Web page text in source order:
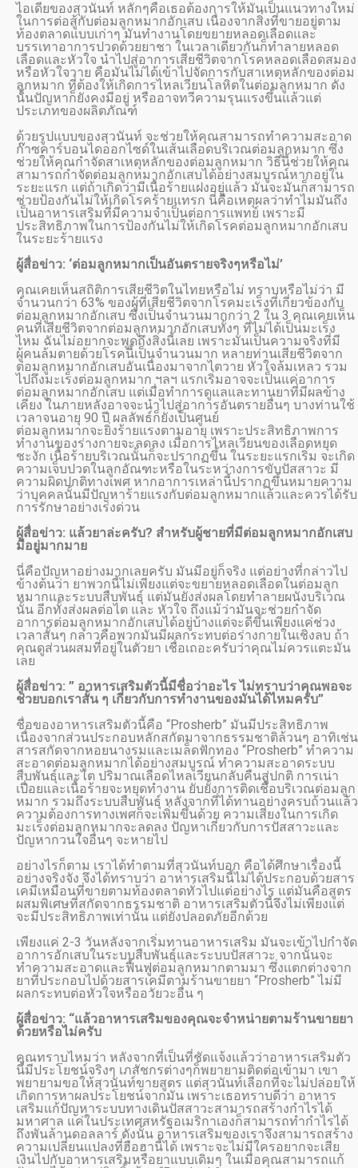
ไอเดียของสุวนันท์ หลักๆคือเธอต้องการให้มันเป็นแนวทางใหม่
ในการต่อสู้กับต่อมลูกหมากอักเสบ เนื่องจากสิ่งที่ขายอยู่ตาม
ท้องตลาดแบบเก่าๆ มันทำงานโดยขยายหลอดเลือดและ
บรรเทาอาการปวดด้วยยาชา ในเวลาเดียวกันก็ทำลายหลอด
เลือดและหัวใจ นำไปสู่อาการเสียชีวิตจากโรคหลอดเลือดสมอง
หรือหัวใจวาย คือมันไม่ได้เข้าไปจัดการกับสาเหตุหลักของต่อม
ลูกหมาก ที่ต้องให้เกิดการไหลเวียนโลหิตในต่อมลูกหมาก ดัง
นั้นปัญหาก็ยังคงมีอยู่ หรืออาจทวีความรุนแรงขึ้นแล้วแต่
ประเภทของผลิตภัณฑ์
ด้วยรูปแบบของสุวนันท์ จะช่วยให้คุณสามารถทำความสะอาด
ก๊าซคาร์บอนไดออกไซด์ในเส้นเลือดบริเวณต่อมลูกหมาก ซึ่ง
ช่วยให้คุณกำจัดสาเหตุหลักของต่อมลูกหมาก วิธีนี้ช่วยให้คุณ
สามารถกำจัดต่อมลูกหมากอักเสบได้อย่างสมบูรณ์หากอยู่ใน
ระยะแรก แต่ถ้าเกิดว่ามีเนื้อร้ายแฝงอยู่แล้ว มันจะมันก็สามารถ
ช่วยป้องกันไม่ให้เกิดโรคร้ายแทรก นี่คือเหตุผลว่าทำไมมันถึง
เป็นอาหารเสริมที่มีความจำเป็นต่อการแพทย์ เพราะมี
ประสิทธิภาพในการป้องกันไม่ให้เกิดโรคต่อมลูกหมากอักเสบ
ในระยะร้ายแรง
ผู้สื่อข่าว: ‘ต่อมลูกหมากเป็นอันตรายจริงๆหรือไม่’
คุณเคยเห็นสถิติการเสียชีวิตในไทยหรือไม่ ทราบหรือไม่ว่า มี
จำนวนกว่า 63% ของผู้ที่เสียชีวิตจากโรคมะเร็งที่เกี่ยวข้องกับ
ต่อมลูกหมากอักเสบ ซึ่งเป็นจำนวนมากกว่า 2 ใน 3 คุณเคยเห็น
คนที่เสียชีวิตจากต่อมลูกหมากอักเสบทั้งๆ ที่ไม่ได้เป็นมะเร็ง
ไหม ฉันไม่อยากจะพูดถึงสิ่งนี้เลย เพราะมันเป็นความจริงที่มี
ผู้คนล้มตายด้วยโรคนี้เป็นจำนวนมาก หลายท่านเสียชีวิตจาก
ต่อมลูกหมากอักเสบอันเนื่องมาจากไตวาย หัวใจล้มเหลว รวม
ไปถึงมะเร็งต่อมลูกหมาก ฯลฯ แรกเริ่มอาจจะเป็นแค่อาการ
ต่อมลูกหมากอักเสบ แต่เมื่อทำการดูแลและทานยาที่มีผลข้าง
เคียง ในภายหลังอาจจะนำไปสู่อาการอันตรายอื่นๆ บางท่านใช้
เวลาจนอายุ 90 ปี ผลลัพธ์ก็ยังเป็นศูนย์
ต่อมลูกหมากจะยิ่งร้ายแรงตามอายุ เพราะประสิทธิภาพการ
ทำงานของร่างกายจะลดลง เมื่อการไหลเวียนของเลือดหยุด
ชะงัก เนื้อร้ายบริเวณนั้นก็จะปรากฏขึ้น ในระยะแรกเริ่ม จะเกิด
ความเจ็บปวดในลูกอัณฑะหรือในระหว่างการขับปัสสาวะ มี
ความผิดปกติทางเพศ หากอาการเหล่านี้ปรากฏขึ้นหมายความ
ว่าบุคคลนั้นมีปัญหาร้ายแรงกับต่อมลูกหมากแล้วและควรได้รับ
การรักษาอย่างเร่งด่วน
ผู้สื่อข่าว: แล้วยาล่ะครับ? สำหรับผู้ชายที่มีต่อมลูกหมากอักเสบ
มีอยู่มากมาย
นี่คือปัญหาอย่างมากเลยครับ มันมีอยู่ก็จริง แต่อย่างที่กล่าวไป
ข้างต้นว่า ยาพวกนี้ไม่เพียงแต่จะขยายหลอดเลือดในต่อมลูก
หมากและระบบสืบพันธุ์ แต่มันยังส่งผลโดยทำลายผนังบริเวณ
นั้น อีกทั้งส่งผลต่อไต และ หัวใจ ถึงแม้ว่ามันจะช่วยกำจัด
อาการต่อมลูกหมากอักเสบได้อยู่บ้างแต่จะดีขึ้นเพียงแค่ช่วง
เวลาสั้นๆ กล่าวคือพวกมันมีผลกระทบต่อร่างกายในเชิงลบ ถ้า
คุณดูส่วนผสมที่อยู่ในตัวยา เชื่อเถอะครับว่าคุณไม่ควรแตะมัน
เลย
ผู้สื่อข่าว: ” อาหารเสริมตัวนี้มีชื่อว่าอะไร ไม่ทราบว่าคุณพอจะ
ช่วยบอกเราสั้น ๆ เกี่ยวกับการทำงานของมันได้ไหมครับ”
ชื่อของอาหารเสริมตัวนี้คือ “Prosherb” มันมีประสิทธิภาพ
เนื่องจากส่วนประกอบหลักสกัดมาจากธรรมชาติล้วนๆ อาทิเช่น
สารสกัดจากหอยนางรมและเมล็ดฟักทอง “Prosherb” ทำความ
สะอาดต่อมลูกหมากได้อย่างสมบูรณ์ ทำความสะอาดระบบ
สืบพันธุ์และไต ปริมาณเลือดไหลเวียนกลับคืนสู่ปกติ การเน่า
เปื่อยและเนื้อร้ายจะหยุดทำงาน ยับยั้งการติดเชื้อบริเวณต่อมลูก
หมาก รวมถึงระบบสืบพันธุ์ หลังจากที่ได้ทานอย่างครบถ้วนแล้ว
ความต้องการทางเพศก็จะเพิ่มขึ้นด้วย ความเสี่ยงในการเกิด
มะเร็งต่อมลูกหมากจะลดลง ปัญหาเกี่ยวกับการปัสสาวะและ
ปัญหากวนใจอื่นๆ จะหายไป
อย่างไรก็ตาม เราได้ทำตามที่สุวนันท์บอก คือได้ศึกษาเรื่องนี้
อย่างจริงจัง จึงได้ทราบว่า อาหารเสริมนี้ไม่ได้ประกอบด้วยสาร
เคมีเหมือนที่ขายตามท้องตลาดทั่วไปแต่อย่างไร แต่มันคือสูตร
ผสมพิเศษที่สกัดจากธรรมชาติ อาหารเสริมตัวนี้จึงไม่เพียงแต่
จะมีประสิทธิภาพเท่านั้น แต่ยังปลอดภัยอีกด้วย
เพียงแค่ 2-3 วันหลังจากเริ่มทานอาหารเสริม มันจะเข้าไปกำจัด
อาการอักเสบในระบบสืบพันธุ์และระบบปัสสาวะ จากนั้นจะ
ทำความสะอาดและฟื้นฟูต่อมลูกหมากตามมา ซึ่งแตกต่างจาก
ยาที่ประกอบไปด้วยสารเคมีตามร้านขายยา “Prosherb” ไม่มี
ผลกระทบต่อหัวใจหรืออวัยวะอื่น ๆ
ผู้สื่อข่าว: “แล้วอาหารเสริมของคุณจะจำหน่ายตามร้านขายยา
ด้วยหรือไม่ครับ
คุณทราบไหมว่า หลังจากที่เป็นที่ชัดแจ้งแล้วว่าอาหารเสริมตัว
นี้มีประโยชน์จริงๆ เภสัชกรต่างๆก็พยายามติดต่อเข้ามา เขา
พยายามขอให้สุวนันท์ขายสูตร แต่สุวนันท์เลือกที่จะไม่ปล่อยให้
เกิดการหาผลประโยชน์จากมัน เพราะเธอทราบดีว่า อาหาร
เสริมแก้ปัญหาระบบทางเดินปัสสาวะสามารถสร้างกำไรได้
มหาศาล แค่ในประเทศสหรัฐอเมริกาเองก็สามารถทำกำไรได้
ถึงพันล้านดอลลาร์ ดังนั้น อาหารเสริมของเราจึงสามารถสร้าง
ความเปลี่ยนแปลงที่ฮือฮานี้ได้ เพราะจะไม่มีใครอยากจะเสีย
เงินไปกับอาหารเสริมหรือยาแบบเดิมๆ ในเมื่อคุณสามารถแก้